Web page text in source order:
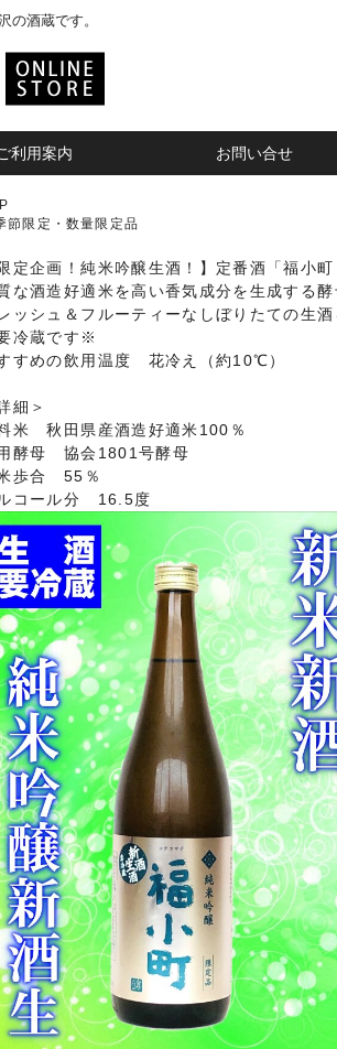
の酒蔵です。
利用案内 お問い合せ
節限定・数量限定品
限定企画！純米吟醸生酒！】定番酒「福小
な酒造好適米を高い香気成分を生成する
ッシュ＆フルーティーなしぼりたての生酒
冷蔵です※
すめの飲用温度 花冷え（約10℃）
細＞
米 秋田県産酒造好適米100％
酵母 協会1801号酵母
歩合 55％
コール分 16.5度